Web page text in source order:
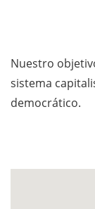
Nuestro
sistema
democrático.